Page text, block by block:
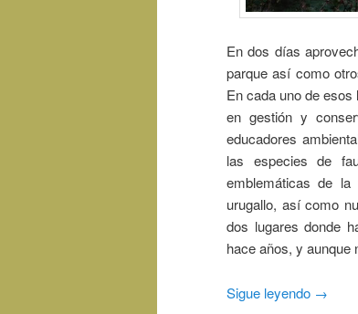
En dos días
parque así como
En cada uno de
en gestión y
educadores
las especies de
emblemáticas de
urugallo, así como
dos lugares donde
hace años, y
Sigue leyendo →